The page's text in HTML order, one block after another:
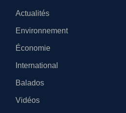
Actualités
Environnement
Économie
International
Balados
Vidéos